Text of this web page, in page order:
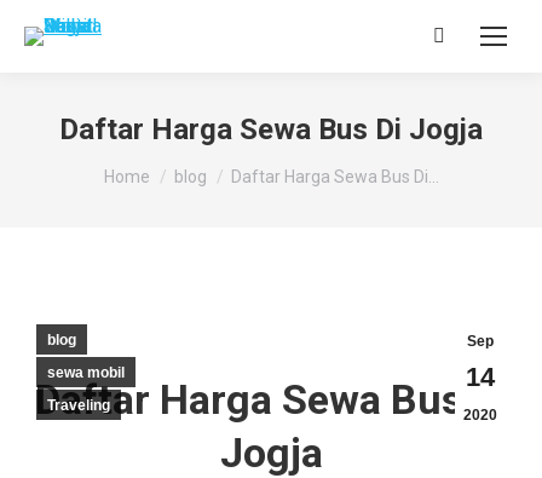
Search:
Daftar Harga Sewa Bus Di Jogja
You are here:
Home blog Daftar Harga Sewa Bus Di…
Sep
14
2020
blog
sewa mobil
Traveling
Daftar Harga Sewa Bus Di
Jogja